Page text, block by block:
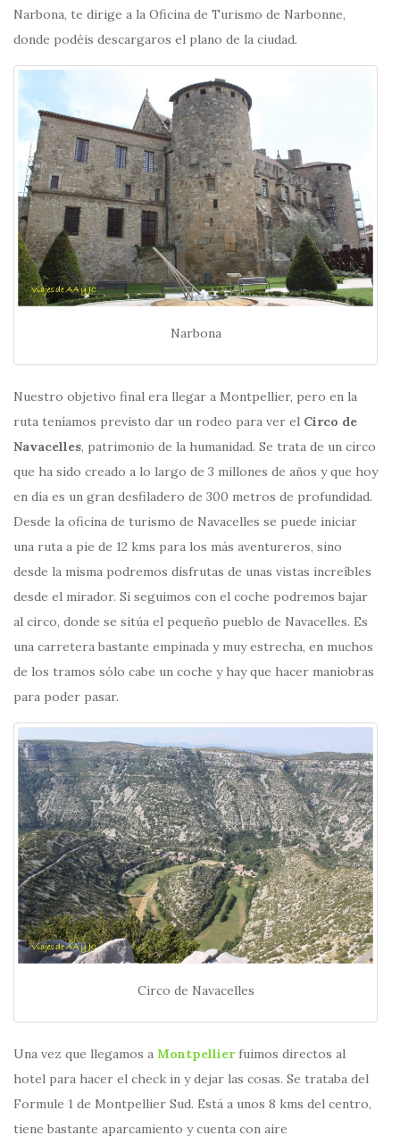
Narbona, te dirige a la Oficina de Turismo de Narbonne,
donde podéis descargaros el plano de la ciudad.
Narbona
Nuestro objetivo final era llegar a Montpellier, pero en la
ruta teníamos previsto dar un rodeo para ver el Circo de
Navacelles, patrimonio de la humanidad. Se trata de un circo
que ha sido creado a lo largo de 3 millones de años y que hoy
en día es un gran desfiladero de 300 metros de profundidad.
Desde la oficina de turismo de Navacelles se puede iniciar
una ruta a pie de 12 kms para los más aventureros, sino
desde la misma podremos disfrutas de unas vistas increíbles
desde el mirador. Si seguimos con el coche podremos bajar
al circo, donde se sitúa el pequeño pueblo de Navacelles. Es
una carretera bastante empinada y muy estrecha, en muchos
de los tramos sólo cabe un coche y hay que hacer maniobras
para poder pasar.
Circo de Navacelles
Una vez que llegamos a Montpellierfuimos directos al
hotel para hacer el check in y dejar las cosas. Se trataba del
Formule 1 de Montpellier Sud. Está a unos 8 kms del centro,
tiene bastante aparcamiento y cuenta con aire